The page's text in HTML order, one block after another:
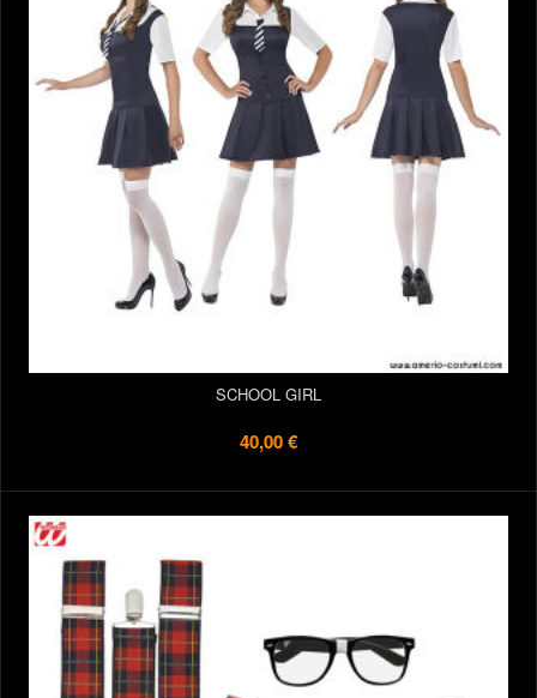
SCHOOL GIRL
40,00 €